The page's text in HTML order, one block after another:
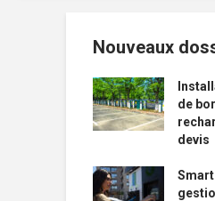
Nouveaux
de
devis